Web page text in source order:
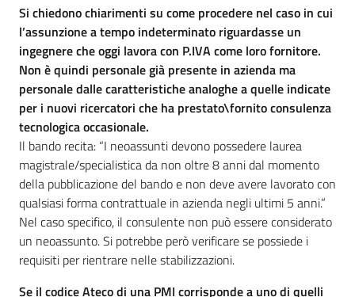
Si chiedono chiarimenti su come procedere nel caso in cui
l’assunzione a tempo indeterminato riguardasse un
ingegnere che oggi lavora con P.IVA come loro fornitore.
Non è quindi personale già presente in azienda ma
personale dalle caratteristiche analoghe a quelle indicate
per i nuovi ricercatori che ha prestato\fornito consulenza
tecnologica occasionale.
Il bando recita: “I neoassunti devono possedere laurea
magistrale/specialistica da non oltre 8 anni dal momento
della pubblicazione del bando e non deve avere lavorato con
qualsiasi forma contrattuale in azienda negli ultimi 5 anni.”
Nel caso specifico, il consulente non può essere considerato
un neoassunto. Si potrebbe però verificare se possiede i
requisiti per rientrare nelle stabilizzazioni.
Se il codice Ateco di una PMI corrisponde a uno di quelli